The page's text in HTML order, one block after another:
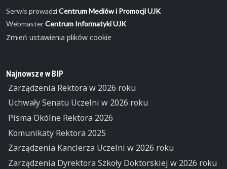
Serwis prowadziCentrum Mediów i Promocji UJK
WebmasterCentrum Informatyki UJK
Zmień ustawienia plików cookie
Najnowsze w BIP
Zarządzenia Rektora w 2026 roku
Uchwały Senatu Uczelni w 2026 roku
Pisma Okólne Rektora 2026
Komunikaty Rektora 2025
Zarządzenia Kanclerza Uczelni w 2026 roku
Zarządzenia Dyrektora Szkoły Doktorskiej w 2026 roku